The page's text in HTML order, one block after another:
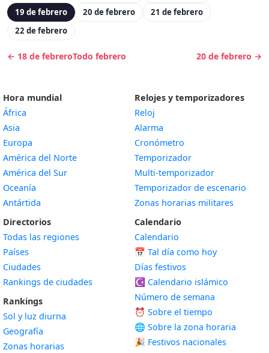
19 de febrero
20 de febrero
21 de febrero
22 de febrero
← 18 de febreroTodo febrero 20 de febrero →
Hora mundial
África
Asia
Europa
América del Norte
América del Sur
Oceanía
Antártida
Directorios
Todas las regiones
Países
Ciudades
Rankings de ciudades
Rankings
Sol y luz diurna
Geografía
Zonas horarias
Relojes y temporizadores
Reloj
Alarma
Cronómetro
Temporizador
Multi-temporizador
Temporizador de escenario
Zonas horarias militares
Calendario
Calendario
📅 Tal día como hoy
Días festivos
☪️ Calendario islámico
Número de semana
⏰ Sobre el tiempo
🌐 Sobre la zona horaria
🎉 Festivos nacionales